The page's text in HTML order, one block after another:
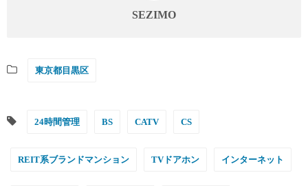
SEZIMO
東京都目黒区
24時間管理 BS CATV CS
REIT系ブランドマンション TVドアホン インターネット